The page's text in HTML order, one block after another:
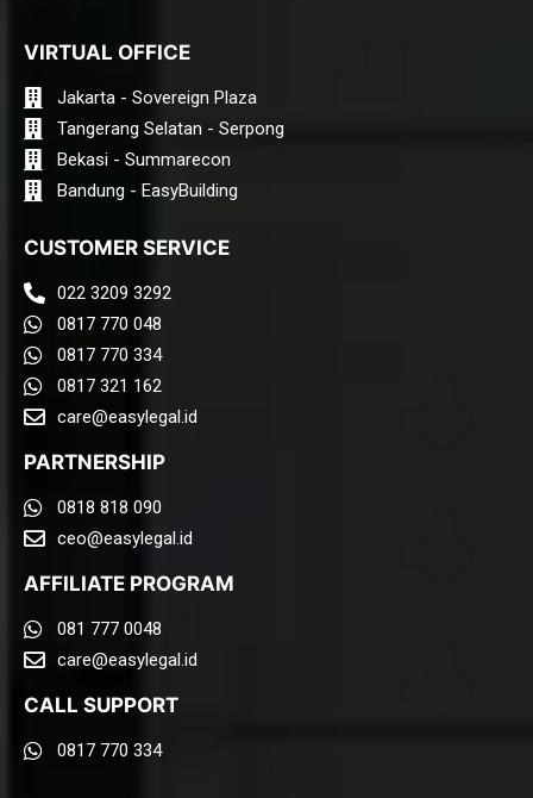
VIRTUAL OFFICE
Jakarta - Sovereign Plaza
Tangerang Selatan - Serpong
Bekasi - Summarecon
Bandung - EasyBuilding
CUSTOMER SERVICE
022 3209 3292
0817 770 048
0817 770 334
0817 321 162
care@easylegal.id​
PARTNERSHIP
0818 818 090
ceo@easylegal.id
AFFILIATE PROGRAM
081 777 0048
care@easylegal.id​
CALL SUPPORT
0817 770 334